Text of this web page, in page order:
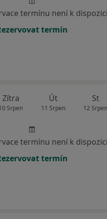
termínu není k dispozici
termín
Zítra
Srpen
Út
11 Srpen
St
12 Srpen
termínu není k dispozici
termín